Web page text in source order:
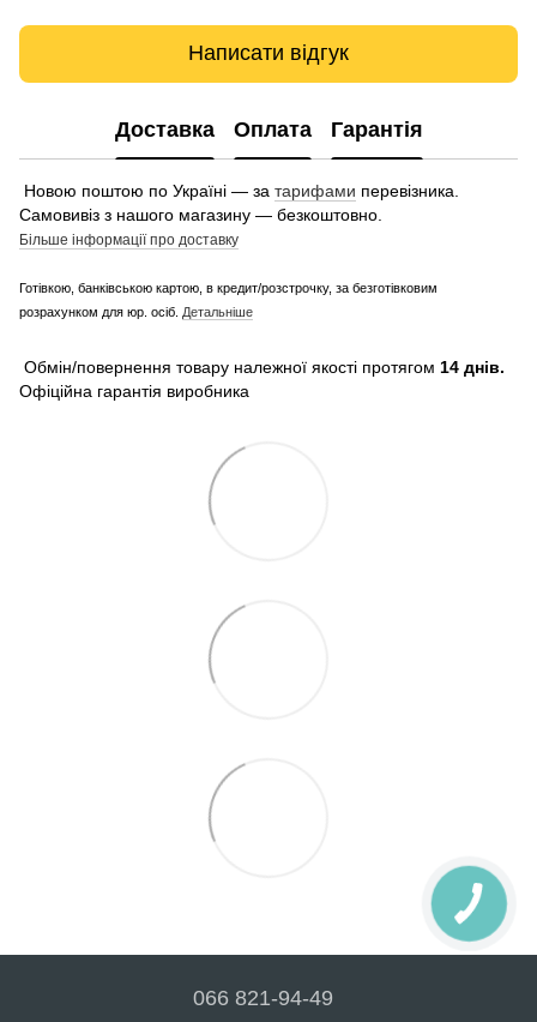
Написати відгук
Доставка Оплата Гарантія
Новою поштою по Україні — за тарифами перевізника.
Самовивіз з нашого магазину — безкоштовно.
Більше інформації про доставку
Готівкою, банківською картою, в кредит/розстрочку, за безготівковим
розрахунком для юр. осіб. Детальніше
Обмін/повернення товару належної якості протягом 14 днів.
Офіційна гарантія виробника
066 821-94-49